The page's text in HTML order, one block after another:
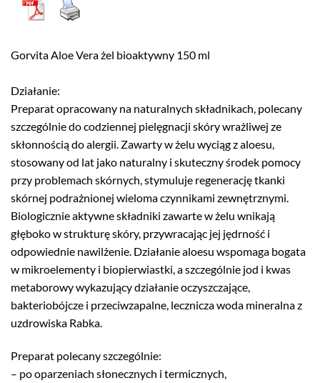
Gorvita Aloe Vera żel bioaktywny 150 ml
Działanie:
Preparat opracowany na naturalnych składnikach, polecany
szczególnie do codziennej pielęgnacji skóry wrażliwej ze
skłonnością do alergii. Zawarty w żelu wyciąg z aloesu,
stosowany od lat jako naturalny i skuteczny środek pomocy
przy problemach skórnych, stymuluje regenerację tkanki
skórnej podrażnionej wieloma czynnikami zewnętrznymi.
Biologicznie aktywne składniki zawarte w żelu wnikają
głęboko w strukturę skóry, przywracając jej jędrność i
odpowiednie nawilżenie. Działanie aloesu wspomaga bogata
w mikroelementy i biopierwiastki, a szczególnie jod i kwas
metaborowy wykazujący działanie oczyszczające,
bakteriobójcze i przeciwzapalne, lecznicza woda mineralna z
uzdrowiska Rabka.
Preparat polecany szczególnie:
– po oparzeniach słonecznych i termicznych,